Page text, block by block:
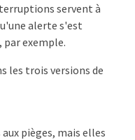
servent à
alerte s'est
par exemple.
les trois versions de
pièges, mais elles